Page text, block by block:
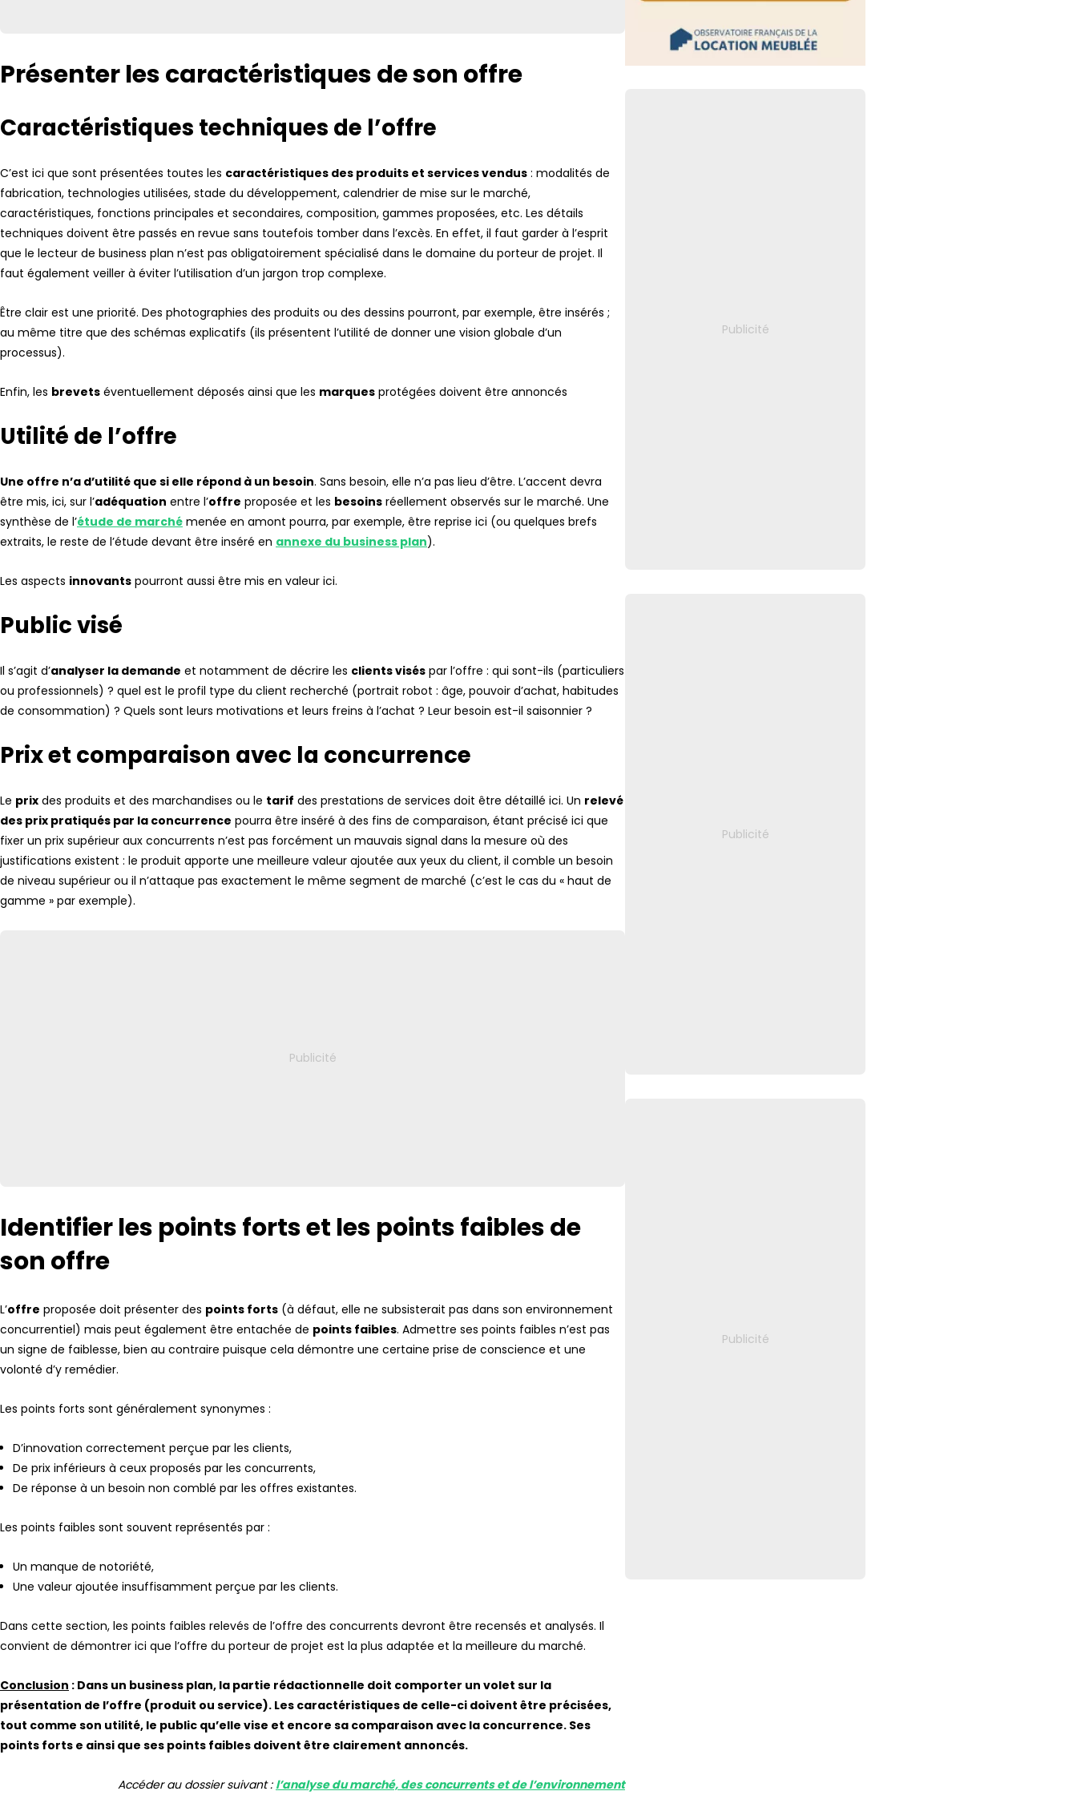
Présenter les caractéristiques de son offre
Caractéristiques techniques de l’offre
C’est ici que sont présentées toutes les caractéristiques des produits et services vendus : modalités de
fabrication, technologies utilisées, stade du développement, calendrier de mise sur le marché,
caractéristiques, fonctions principales et secondaires, composition, gammes proposées, etc. Les détails
techniques doivent être passés en revue sans toutefois tomber dans l’excès. En effet, il faut garder à l’esprit
que le lecteur de business plan n’est pas obligatoirement spécialisé dans le domaine du porteur de projet. Il
faut également veiller à éviter l’utilisation d’un jargon trop complexe.
Être clair est une priorité. Des photographies des produits ou des dessins pourront, par exemple, être insérés ;
au même titre que des schémas explicatifs (ils présentent l’utilité de donner une vision globale d’un
processus).
Enfin, les brevets éventuellement déposés ainsi que les marques protégées doivent être annoncés
Utilité de l’offre
Une offre n’a d’utilité que si elle répond à un besoin. Sans besoin, elle n’a pas lieu d’être. L’accent devra
être mis, ici, sur l’adéquation entre l’offre proposée et les besoins réellement observés sur le marché. Une
synthèse de l’étude de marché menée en amont pourra, par exemple, être reprise ici (ou quelques brefs
extraits, le reste de l’étude devant être inséré en annexe du business plan).
Les aspects innovants pourront aussi être mis en valeur ici.
Public visé
Il s’agit d’analyser la demande et notamment de décrire les clients visés par l’offre : qui sont-ils (particuliers
ou professionnels) ? quel est le profil type du client recherché (portrait robot : âge, pouvoir d’achat, habitudes
de consommation) ? Quels sont leurs motivations et leurs freins à l’achat ? Leur besoin est-il saisonnier ?
Prix et comparaison avec la concurrence
Le prix des produits et des marchandises ou le tarif des prestations de services doit être détaillé ici. Un relevé
des prix pratiqués par la concurrence pourra être inséré à des fins de comparaison, étant précisé ici que
fixer un prix supérieur aux concurrents n’est pas forcément un mauvais signal dans la mesure où des
justifications existent : le produit apporte une meilleure valeur ajoutée aux yeux du client, il comble un besoin
de niveau supérieur ou il n’attaque pas exactement le même segment de marché (c’est le cas du « haut de
gamme » par exemple).
Identifier les points forts et les points faibles de
son offre
L’offre proposée doit présenter des points forts (à défaut, elle ne subsisterait pas dans son environnement
concurrentiel) mais peut également être entachée de points faibles. Admettre ses points faibles n’est pas
un signe de faiblesse, bien au contraire puisque cela démontre une certaine prise de conscience et une
volonté d’y remédier.
Les points forts sont généralement synonymes :
D’innovation correctement perçue par les clients,
De prix inférieurs à ceux proposés par les concurrents,
De réponse à un besoin non comblé par les offres existantes.
Les points faibles sont souvent représentés par :
Un manque de notoriété,
Une valeur ajoutée insuffisamment perçue par les clients.
Dans cette section, les points faibles relevés de l’offre des concurrents devront être recensés et analysés. Il
convient de démontrer ici que l’offre du porteur de projet est la plus adaptée et la meilleure du marché.
Conclusion : Dans un business plan, la partie rédactionnelle doit comporter un volet sur la
présentation de l’offre (produit ou service). Les caractéristiques de celle-ci doivent être précisées,
tout comme son utilité, le public qu’elle vise et encore sa comparaison avec la concurrence. Ses
points forts e ainsi que ses points faibles doivent être clairement annoncés.
Accéder au dossier suivant : l’analyse du marché, des concurrents et de l’environnement
Retour de pêche : des obligations
FLASH 30 juillet 2026
Facturation électronique : les plateformes